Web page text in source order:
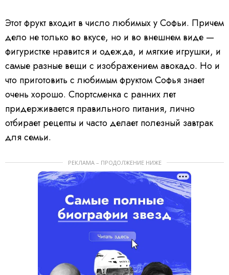
Этот фрукт входит в число любимых у Софьи. Причем
дело не только во вкусе, но и во внешнем виде —
фигуристке нравится и одежда, и мягкие игрушки, и
самые разные вещи с изображением авокадо. Но и
что приготовить с любимым фруктом Софья знает
очень хорошо. Спортсменка с ранних лет
придерживается правильного питания, лично
отбирает рецепты и часто делает полезный завтрак
для семьи.
РЕКЛАМА – ПРОДОЛЖЕНИЕ НИЖЕ